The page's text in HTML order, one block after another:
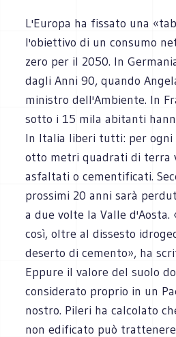
L'Europa ha fissato una
l'obiettivo di un consumo
zero per il 2050. In
dagli Anni 90, quando
ministro dell'Ambiente. In
sotto i 15 mila abitanti
In Italia liberi tutti: per ogni
otto metri quadrati di terra
asfaltati o cementificati.
prossimi 20 anni sarà
a due volte la Valle d'Aosta.
così, oltre al dissesto
deserto di cemento», ha
Eppure il valore del suolo
considerato proprio in un
nostro. Pileri ha calcolato
non edificato può